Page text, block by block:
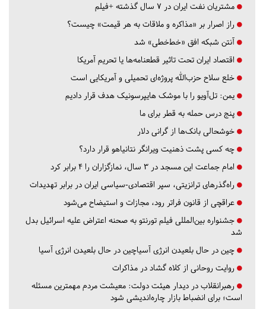
مشتریان نفت ایران در ۷ سال گذشته +فیلم
راز اصرار بر «مذاکره و ملاقات به هر قیمت» چیست؟
آنتن شبکه افق «خط‌خطی» شد
اقتصاد ایران تحت تاثیر قطعنامه‌ها یا تحریم‌ آمریکا
خلع سلاح حزب‌الله پروژه‌ای تحمیلی و آمریکایی است
یمن: تل‌آویو را با موشک هایپرسونیک هدف قرار دادیم
پنج درس‌ حمله به قطر برای ما
خوشحالی بانک‌ها از گرانی دلار
چه کسی پشت ذهنیت ویرانگر نتانیاهو قرار دارد؟
امام جماعت این مسجد در ۳ سال، نمازگزاران را ۴ برابر کرد
راه‌گذرهای ترانزیتی، سپر اقتصادی-سیاسی ایران در برابر تهدیدات
عراقچی از قانون فراتر رود، مجازات و استیضاح می‌شود
جشنواره بین‌المللی فیلم تورنتو به صحنه اعتراض علیه اسرائیل بدل
شد
چین در حال بلعیدن انرژی آسیاچین در حال بلعیدن انرژی آسیا
روایت روحانی از کلاه گشاد در مذاکرات
رهبرانقلاب در دیدار هیئت دولت: معیشت مردم مهمترین مسئله
است؛ برای انضباط بازار چاره‌اندیشی شود